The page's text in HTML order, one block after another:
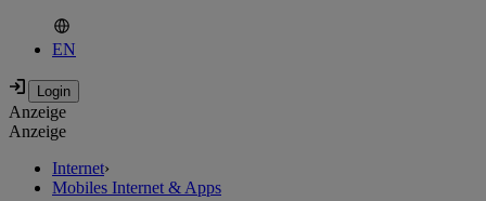
EN
Anzeige
Anzeige
Internet›
Mobiles Internet & Apps